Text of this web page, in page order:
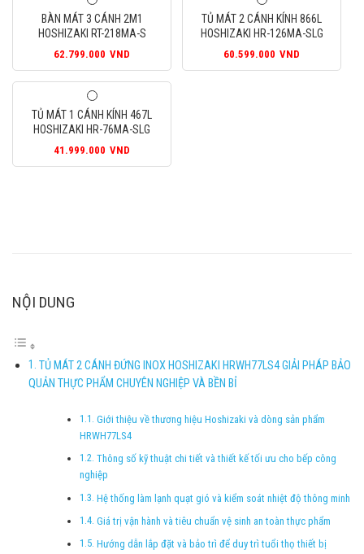
38.599.000VND.
BÀN MÁT 3 CÁNH 2M1
HOSHIZAKI RT-218MA-S
62.799.000 VND
TỦ MÁT 2 CÁNH KÍNH 866L
HOSHIZAKI HR-126MA-SLG
60.599.000 VND
TỦ MÁT 1 CÁNH KÍNH 467L
HOSHIZAKI HR-76MA-SLG
41.999.000 VND
NỘI DUNG
TỦ MÁT 2 CÁNH ĐỨNG INOX HOSHIZAKI HRWH77LS4 GIẢI PHÁP BẢO
QUẢN THỰC PHẨM CHUYÊN NGHIỆP VÀ BỀN BỈ
Giới thiệu về thương hiệu Hoshizaki và dòng sản phẩm
HRWH77LS4
Thông số kỹ thuật chi tiết và thiết kế tối ưu cho bếp công
nghiệp
Hệ thống làm lạnh quạt gió và kiểm soát nhiệt độ thông minh
Giá trị vận hành và tiêu chuẩn vệ sinh an toàn thực phẩm
Hướng dẫn lắp đặt và bảo trì để duy trì tuổi thọ thiết bị